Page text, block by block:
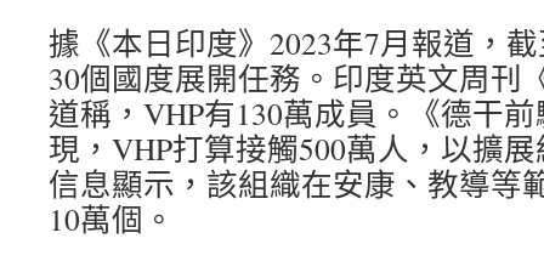
據《本日印度》2023年7月報道，
30個國度展開任務。印度英文周刊
道稱，VHP有130萬成員。《德干
現，VHP打算接觸500萬人，以擴
信息顯示，該組織在安康、教導等
10萬個。